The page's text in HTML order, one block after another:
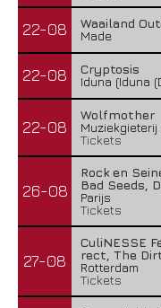
22-08
Waailand
Made
22-08
Cryptosis
Iduna (Iduna
22-08
Wolfmother
Tickets
26-08
Rock en
Bad Seeds,
Parijs
Tickets
27-08
CuliNESSE
rect, The
Rotterdam
Tickets